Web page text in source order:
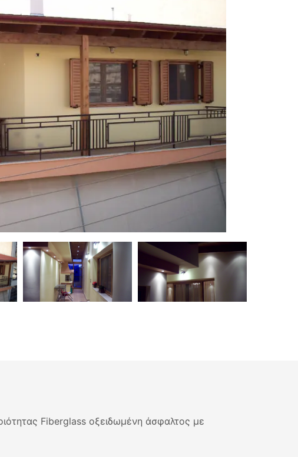
Fiberglass οξειδωμένη άσφαλτος με